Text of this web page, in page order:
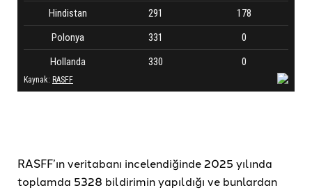
RASFF’ın veritabanı incelendiğinde 2025 yılında
toplamda 5328 bildirimin yapıldığı ve bunlardan